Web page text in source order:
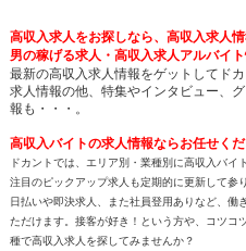
高収入求人をお探しなら、高収入求人
男の稼げる求人・高収入求人アルバイ
最新の高収入求人情報をゲットしてドカ
求人情報の他、特集やインタビュー、
報も・・・。
高収入バイトの求人情報ならお任せくだ
ドカントでは、エリア別・業種別に高収入バイ
注目のピックアップ求人も定期的に更新して参
日払いや即決求人、また社員登用ありなど、
ただけます。接客が好き！という方や、コツコ
種で高収入求人を探してみませんか？